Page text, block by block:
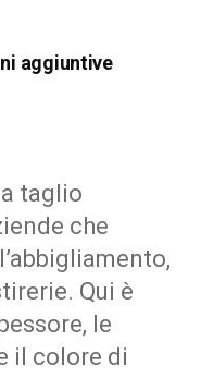
aggiuntive
taglio
che
Qui è
le
il colore di